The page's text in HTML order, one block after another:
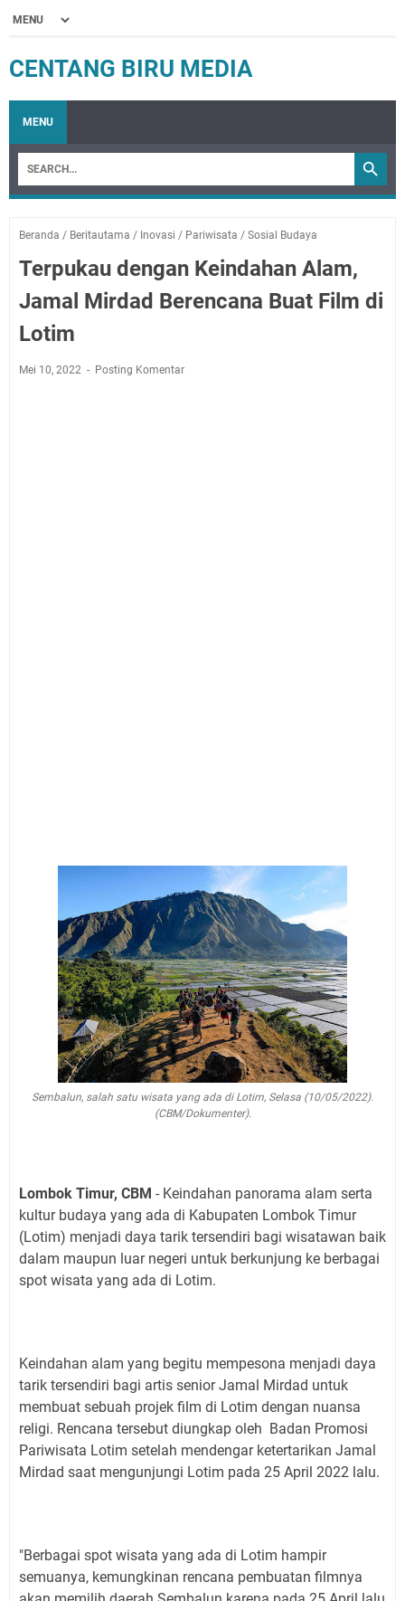
CENTANG BIRU MEDIA
MENU
Beranda / Beritautama / Inovasi / Pariwisata / Sosial Budaya
Terpukau dengan Keindahan Alam,
Jamal Mirdad Berencana Buat Film di
Lotim
Mei 10, 2022 Posting Komentar
Sembalun, salah satu wisata yang ada di Lotim, Selasa (10/05/2022).
(CBM/Dokumenter).
Lombok Timur, CBM - Keindahan panorama alam serta
kultur budaya yang ada di Kabupaten Lombok Timur
(Lotim) menjadi daya tarik tersendiri bagi wisatawan baik
dalam maupun luar negeri untuk berkunjung ke berbagai
spot wisata yang ada di Lotim.
Keindahan alam yang begitu mempesona menjadi daya
tarik tersendiri bagi artis senior Jamal Mirdad untuk
membuat sebuah projek film di Lotim dengan nuansa
religi. Rencana tersebut diungkap oleh Badan Promosi
Pariwisata Lotim setelah mendengar ketertarikan Jamal
Mirdad saat mengunjungi Lotim pada 25 April 2022 lalu.
"Berbagai spot wisata yang ada di Lotim hampir
semuanya, kemungkinan rencana pembuatan filmnya